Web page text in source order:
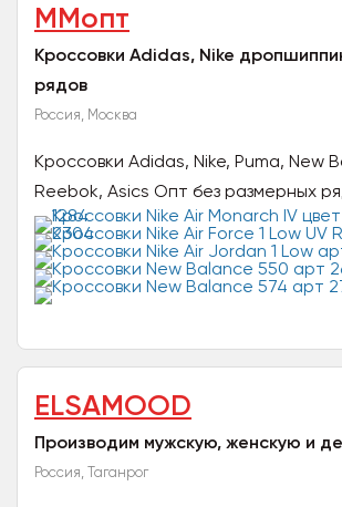
ММопт
Кроссовки Adidas, Nike
рядов
Россия, Москва
Кроссовки Adidas, Nike, Puma, New
Reebok, Asics Опт без размерных
качество обуви и гарантии,
много...
ELSAMOOD
Производим мужскую, женскую и
Россия, Таганрог